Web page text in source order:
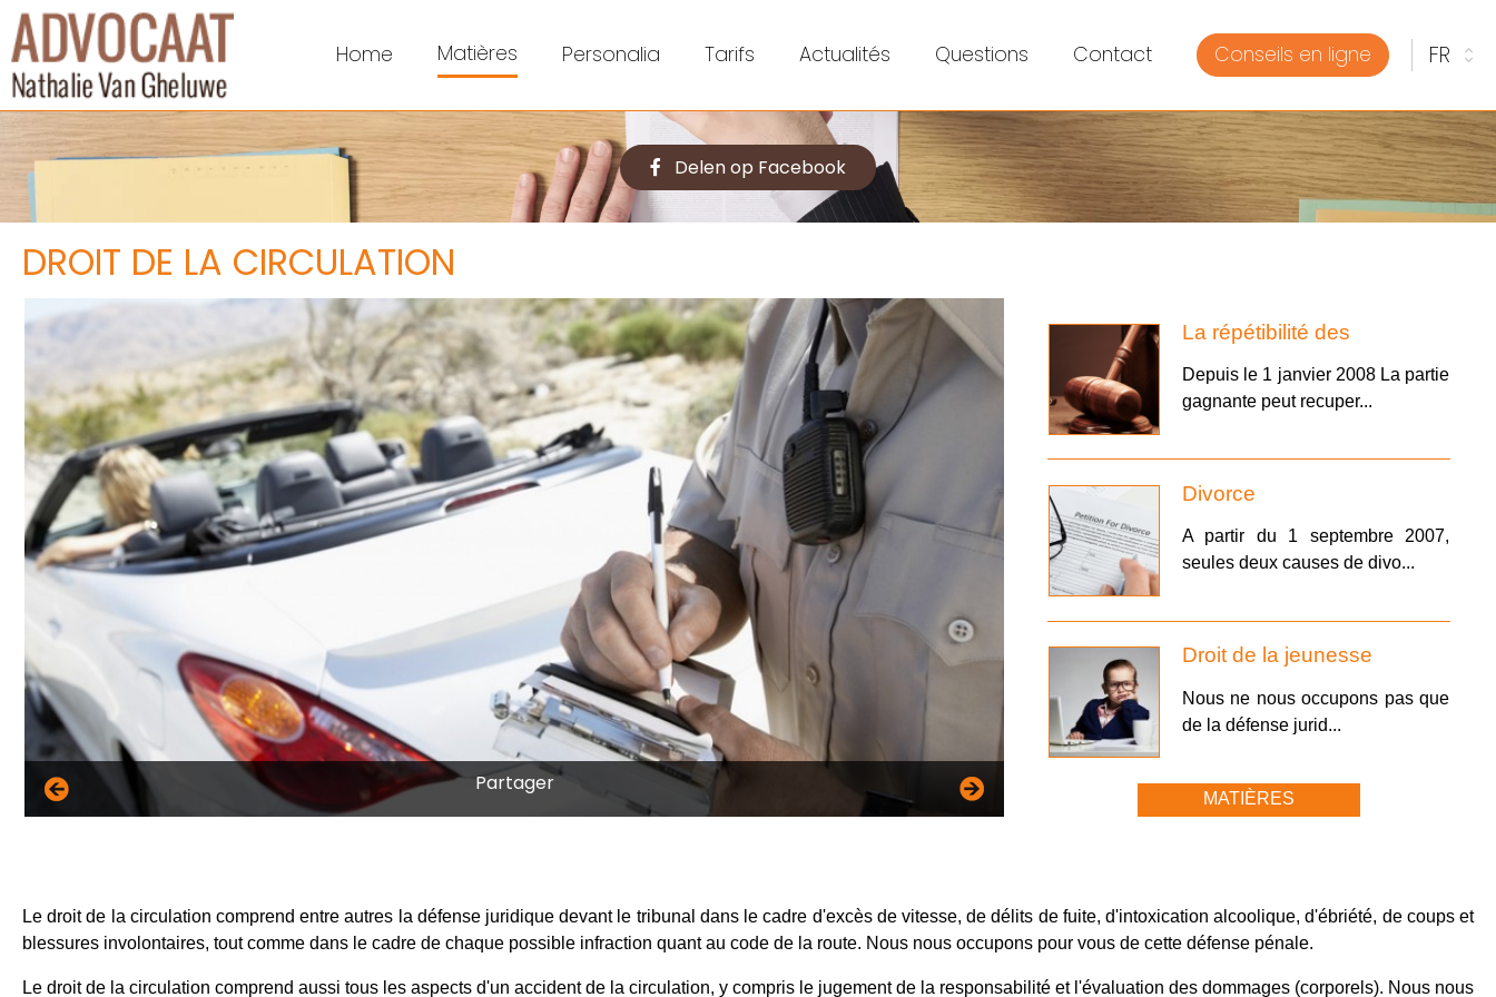
Home Matières Personalia Tarifs Actualités Questions Contact Conseils en ligne
Delen op Facebook
DROIT DE LA CIRCULATION
La répétibilité des
Depuis le 1 janvier 2008 La partie
gagnante peut recuper...
Divorce
A partir du 1 septembre 2007,
seules deux causes de divo...
Droit de la jeunesse
Nous ne nous occupons pas que
de la défense jurid...
MATIÈRES
Partager
Le droit de la circulation comprend entre autres la défense juridique devant le tribunal dans le cadre d'excès de vitesse, de délits de fuite, d'intoxication alcoolique, d'ébriété, de coups et
blessures involontaires, tout comme dans le cadre de chaque possible infraction quant au code de la route. Nous nous occupons pour vous de cette défense pénale.
Le droit de la circulation comprend aussi tous les aspects d'un accident de la circulation, y compris le jugement de la responsabilité et l'évaluation des dommages (corporels). Nous nous